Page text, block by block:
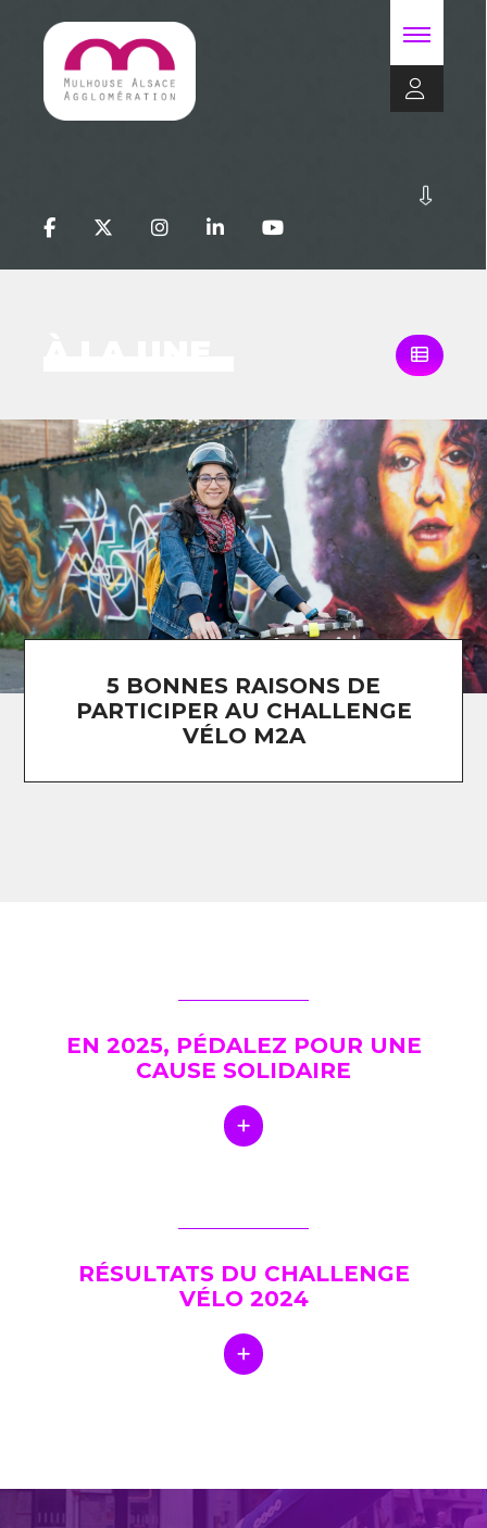
5 BONNES RAISONS DE
PARTICIPER AU CHALLENGE
VÉLO M2A
EN 2025, PÉDALEZ POUR UNE
CAUSE SOLIDAIRE
RÉSULTATS DU CHALLENGE
VÉLO 2024